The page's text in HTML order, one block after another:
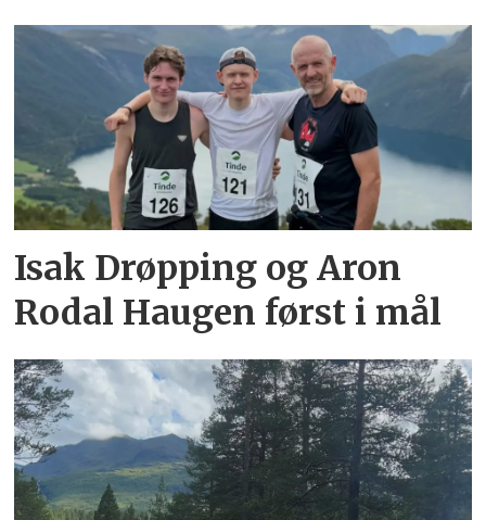
Isak Drøpping og Aron
Rodal Haugen først i mål